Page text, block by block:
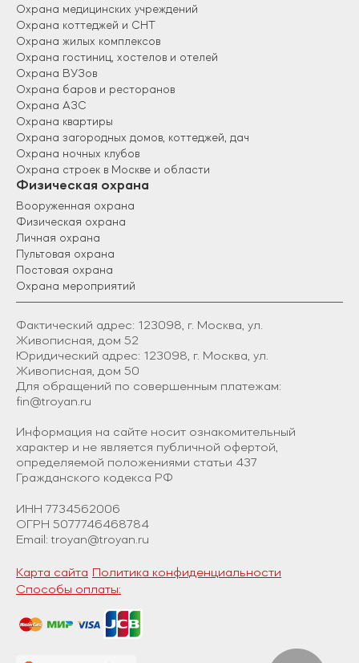
Охрана медицинских учреждений
Охрана коттеджей и СНТ
Охрана жилых комплексов
Охрана гостиниц, хостелов и отелей
Охрана ВУЗов
Охрана баров и ресторанов
Охрана АЗС
Охрана квартиры
Охрана загородных домов, коттеджей, дач
Охрана ночных клубов
Охрана строек в Москве и области
Физическая охрана
Вооруженная охрана
Физическая охрана
Личная охрана
Пультовая охрана
Постовая охрана
Охрана мероприятий
Фактический адрес: 123098, г. Москва, ул.
Живописная, дом 52
Юридический адрес: 123098, г. Москва, ул.
Живописная, дом 50
Для обращений по совершенным платежам:
fin@troyan.ru
Информация на сайте носит ознакомительный
характер и не является публичной офертой,
определяемой положениями статьи 437
Гражданского кодекса РФ
ИНН 7734562006
ОГРН 5077746468784
Email: troyan@troyan.ru
Карта сайта Политика конфиденциальности
Способы оплаты: